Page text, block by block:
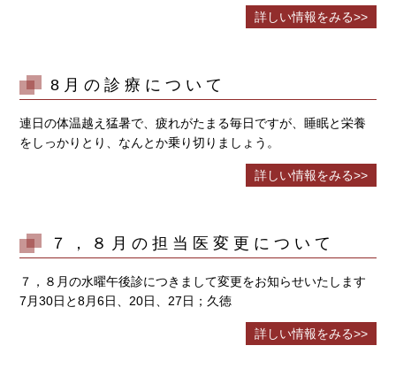
詳しい情報をみる>>
8月の診療について
連日の体温越え猛暑で、疲れがたまる毎日ですが、睡眠と栄養
をしっかりとり、なんとか乗り切りましょう。
詳しい情報をみる>>
７，８月の担当医変更について
７，８月の水曜午後診につきまして変更をお知らせいたします
7月30日と8月6日、20日、27日；久徳
詳しい情報をみる>>